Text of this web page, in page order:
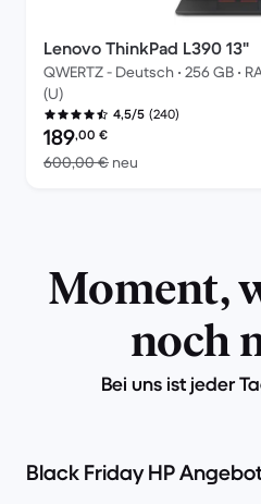
Lenovo ThinkPad L390 13"
QWERTZ - Deutsch • 256 GB •
(U)
4,5/5 (240)
Preis des erneuerten Produkts:
189,00 €
600,00 € neu
Moment,
noch
Bei uns ist jeder
Black Friday HP